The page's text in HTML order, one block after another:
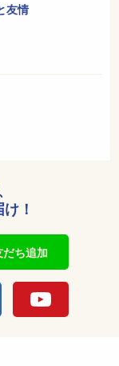
友情
！
だち追加